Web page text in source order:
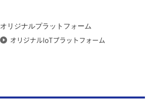
オリジナルプラットフォーム
オリジナルIoTプラットフォーム